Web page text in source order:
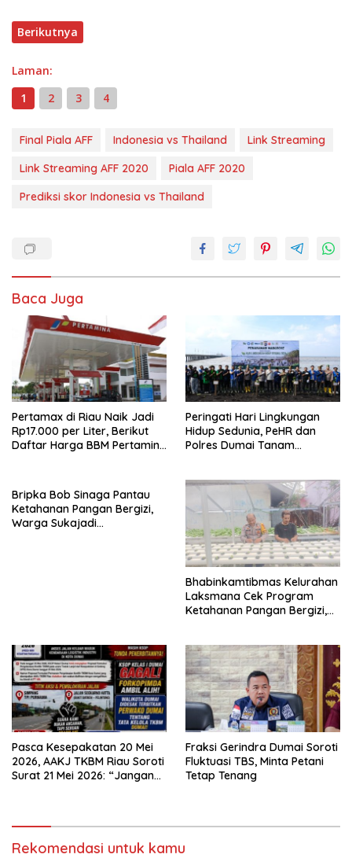
Berikutnya
Laman:
1
2 3 4
Final Piala AFF Indonesia vs Thailand
Link Streaming
Link Streaming AFF 2020
Piala AFF 2020
Prediksi skor Indonesia vs Thailand
Baca Juga
Pertamax di Riau Naik Jadi
Rp17.000 per Liter, Berikut
Daftar Harga BBM Pertamina
Peringati Hari Lingkungan
Hidup Sedunia, PeHR dan
Polres Dumai Tanam
Bripka Bob Sinaga Pantau
Ketahanan Pangan Bergizi,
Warga Sukajadi
Bhabinkamtibmas Kelurahan
Laksmana Cek Program
Ketahanan Pangan Bergizi,
Pasca Kesepakatan 20 Mei
2026, AAKJ TKBM Riau Soroti
Surat 21 Mei 2026: “Jangan
Fraksi Gerindra Dumai Soroti
Fluktuasi TBS, Minta Petani
Tetap Tenang
Rekomendasi untuk kamu